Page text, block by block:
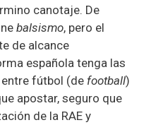
canotaje. De
balsismo, pero el
de alcance
española tenga las
fútbol (de football)
apostar, seguro que
de la RAE y